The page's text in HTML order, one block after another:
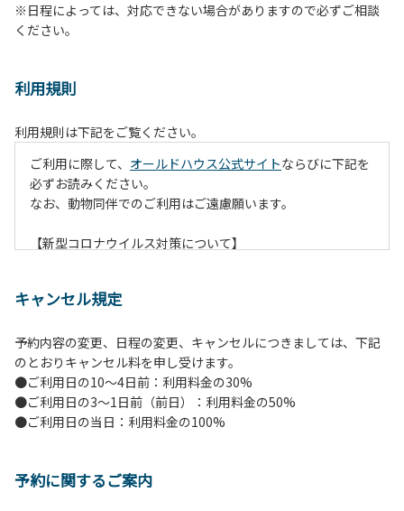
※日程によっては、対応できない場合がありますので必ずご相談
ください。
利用規則
利用規則は下記をご覧ください。
ご利用に際して、 オールドハウス公式サイトならびに下記を
必ずお読みください。
なお、動物同伴でのご利用はご遠慮願います。
【新型コロナウイルス対策について】
また、今後の状況次第で変わる場合がありますのでご了承く
【ペンションでの取り組み】
・お食事は席数を減らしソーシャルディスタンスを確保して
のお食事。
・お食事は18時と19時の2回に分けて行います。（ご希望の
・玄関、食堂に手指の消毒スプレーを設置。
キャンセル規定
予約内容の変更、日程の変更、キャンセルにつきましては、下記
のとおりキャンセル料を申し受けます。
●ご利用日の10～4日前：利用料金の30%
●ご利用日の3～1日前（前日）：利用料金の50%
●ご利用日の当日：利用料金の100%
予約に関するご案内